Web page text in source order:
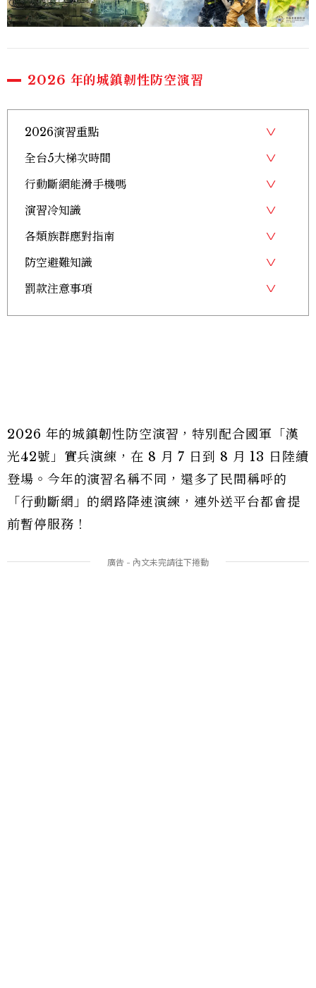
2026 年的城鎮韌性防空演習
2026演習重點
全台5大梯次時間
行動斷網能滑手機嗎
演習冷知識
各類族群應對指南
防空避難知識
罰款注意事項
2026 年的城鎮韌性防空演習，特別配合國軍「漢
光42號」實兵演練，在 8 月 7 日到 8 月 13 日陸續
登場。今年的演習名稱不同，還多了民間稱呼的
「行動斷網」的網路降速演練，連外送平台都會提
前暫停服務！